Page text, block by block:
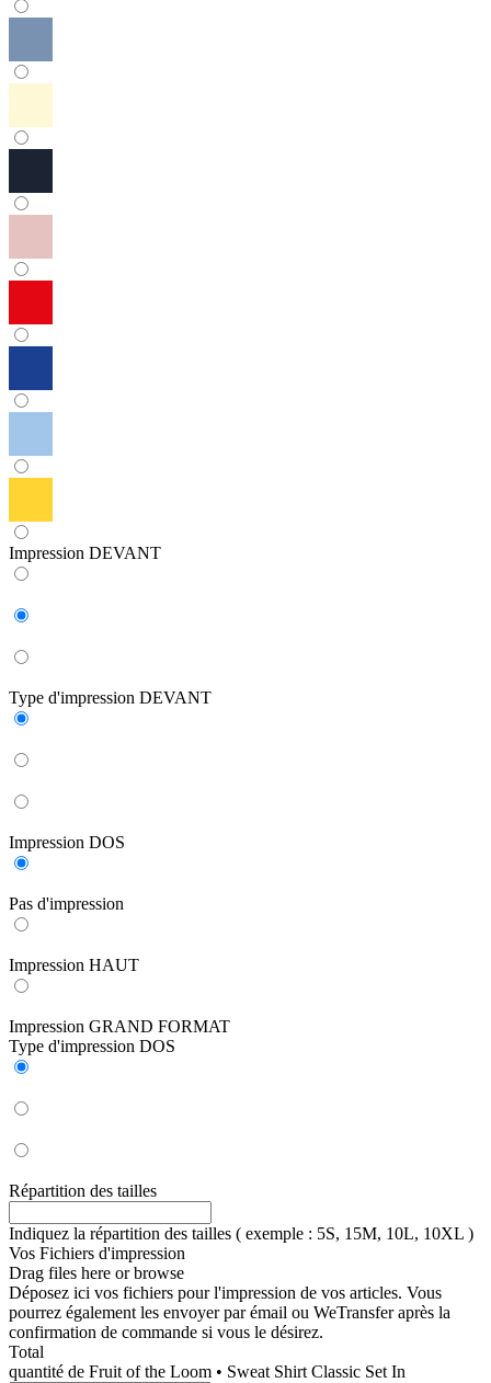
Impression DEVANT
Type d'impression DEVANT
Impression DOS
Pas d'impression
Impression HAUT
Impression GRAND FORMAT
Type d'impression DOS
Répartition des tailles
Indiquez la répartition des tailles ( exemple : 5S, 15M, 10L, 10XL )
Vos Fichiers d'impression
Drag files here orbrowse
Déposez ici vos fichiers pour l'impression de vos articles. Vous
pourrez également les envoyer par émail ou WeTransfer après la
confirmation de commande si vous le désirez.
Total
quantité de Fruit of the Loom • Sweat Shirt Classic Set In